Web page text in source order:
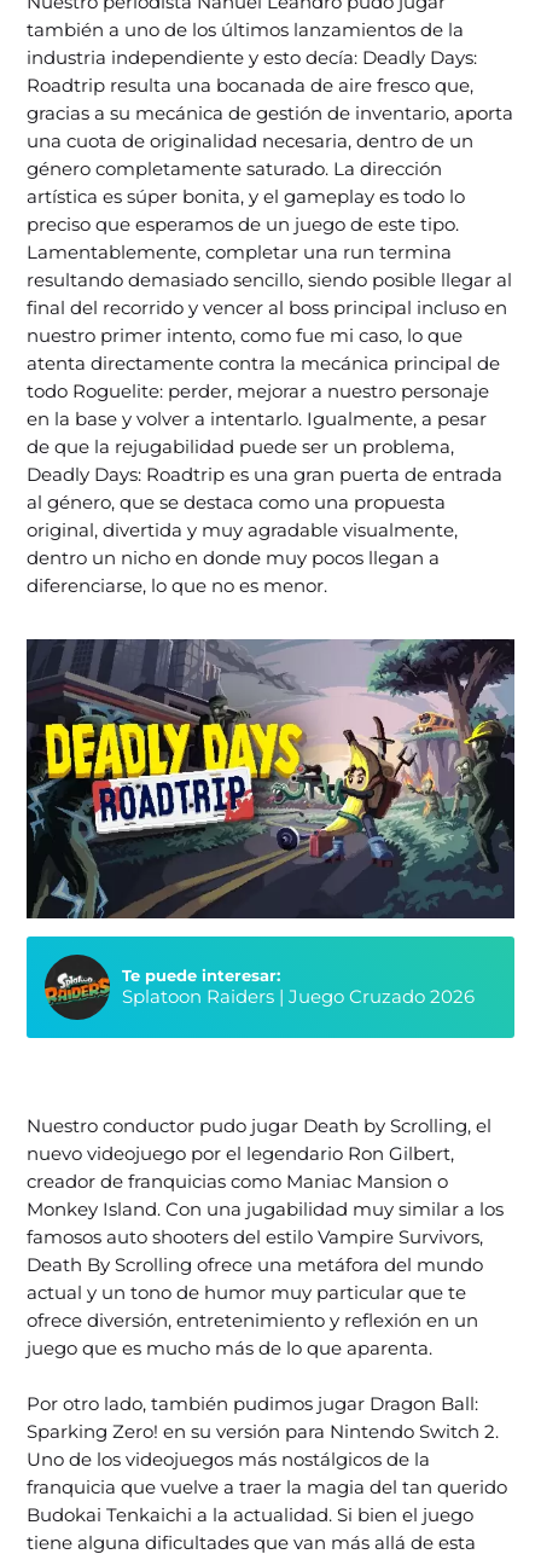
también a uno de los últimos lanzamientos de la
industria independiente y esto decía: Deadly Days:
Roadtrip resulta una bocanada de aire fresco que,
gracias a su mecánica de gestión de inventario, aporta
una cuota de originalidad necesaria, dentro de un
género completamente saturado. La dirección
artística es súper bonita, y el gameplay es todo lo
preciso que esperamos de un juego de este tipo.
Lamentablemente, completar una run termina
resultando demasiado sencillo, siendo posible llegar al
final del recorrido y vencer al boss principal incluso en
nuestro primer intento, como fue mi caso, lo que
atenta directamente contra la mecánica principal de
todo Roguelite: perder, mejorar a nuestro personaje
en la base y volver a intentarlo. Igualmente, a pesar
de que la rejugabilidad puede ser un problema,
Deadly Days: Roadtrip es una gran puerta de entrada
al género, que se destaca como una propuesta
original, divertida y muy agradable visualmente,
dentro un nicho en donde muy pocos llegan a
diferenciarse, lo que no es menor.
Te puede interesar:
Splatoon Raiders | Juego Cruzado 2026
Nuestro conductor pudo jugar Death by Scrolling, el
nuevo videojuego por el legendario Ron Gilbert,
creador de franquicias como Maniac Mansion o
Monkey Island. Con una jugabilidad muy similar a los
famosos auto shooters del estilo Vampire Survivors,
Death By Scrolling ofrece una metáfora del mundo
actual y un tono de humor muy particular que te
ofrece diversión, entretenimiento y reflexión en un
juego que es mucho más de lo que aparenta.
Por otro lado, también pudimos jugar Dragon Ball:
Sparking Zero! en su versión para Nintendo Switch 2.
Uno de los videojuegos más nostálgicos de la
franquicia que vuelve a traer la magia del tan querido
Budokai Tenkaichi a la actualidad. Si bien el juego
tiene alguna dificultades que van más allá de esta